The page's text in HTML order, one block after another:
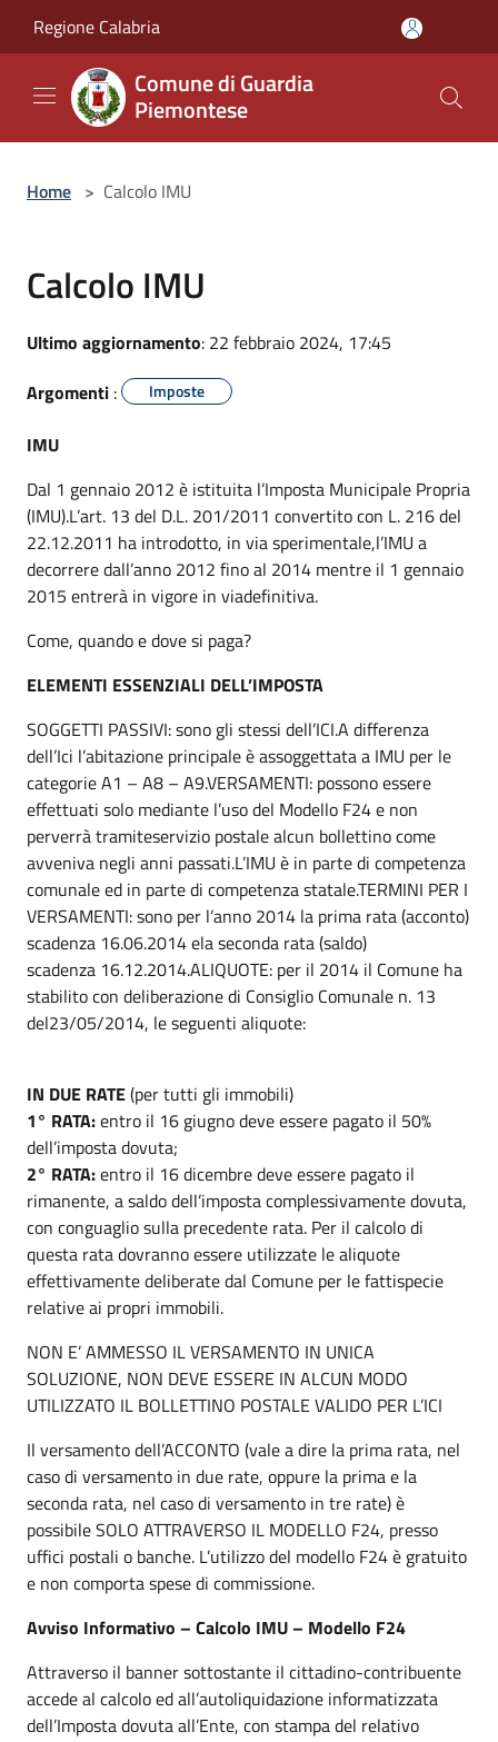
Regione Calabria
Comune di Guardia
Piemontese
Home > Calcolo IMU
Calcolo IMU
Ultimo aggiornamento: 22 febbraio 2024, 17:45
Argomenti : Imposte
IMU
Dal 1 gennaio 2012 è istituita l’Imposta Municipale Propria
(IMU).L’art. 13 del D.L. 201/2011 convertito con L. 216 del
22.12.2011 ha introdotto, in via sperimentale,l’IMU a
decorrere dall’anno 2012 fino al 2014 mentre il 1 gennaio
2015 entrerà in vigore in viadefinitiva.
Come, quando e dove si paga?
ELEMENTI ESSENZIALI DELL’IMPOSTA
SOGGETTI PASSIVI: sono gli stessi dell’ICI.A differenza
dell’Ici l’abitazione principale è assoggettata a IMU per le
categorie A1 – A8 – A9.VERSAMENTI: possono essere
effettuati solo mediante l’uso del Modello F24 e non
perverrà tramiteservizio postale alcun bollettino come
avveniva negli anni passati.L’IMU è in parte di competenza
comunale ed in parte di competenza statale.TERMINI PER I
VERSAMENTI: sono per l’anno 2014 la prima rata (acconto)
scadenza 16.06.2014 ela seconda rata (saldo)
scadenza 16.12.2014.ALIQUOTE: per il 2014 il Comune ha
stabilito con deliberazione di Consiglio Comunale n. 13
del23/05/2014, le seguenti aliquote:
IN DUE RATE(per tutti gli immobili)
1° RATA:entro il 16 giugno deve essere pagato il 50%
dell’imposta dovuta;
2° RATA:entro il 16 dicembre deve essere pagato il
rimanente, a saldo dell’imposta complessivamente dovuta,
con conguaglio sulla precedente rata. Per il calcolo di
questa rata dovranno essere utilizzate le aliquote
effettivamente deliberate dal Comune per le fattispecie
relative ai propri immobili.
NON E’ AMMESSO IL VERSAMENTO IN UNICA
SOLUZIONE, NON DEVE ESSERE IN ALCUN MODO
UTILIZZATO IL BOLLETTINO POSTALE VALIDO PER L’ICI
Il versamento dell’ACCONTO (vale a dire la prima rata, nel
caso di versamento in due rate, oppure la prima e la
seconda rata, nel caso di versamento in tre rate) è
possibile SOLO ATTRAVERSO IL MODELLO F24, presso
uffici postali o banche. L’utilizzo del modello F24 è gratuito
e non comporta spese di commissione.
Avviso Informativo – Calcolo IMU – Modello F24
Attraverso il banner sottostante il cittadino-contribuente
accede al calcolo ed all’autoliquidazione informatizzata
dell’Imposta dovuta all’Ente, con stampa del relativo